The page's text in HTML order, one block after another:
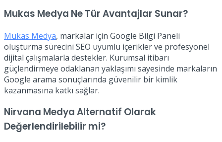
Mukas Medya Ne Tür Avantajlar Sunar?
Mukas Medya, markalar için Google Bilgi Paneli
oluşturma sürecini SEO uyumlu içerikler ve profesyonel
dijital çalışmalarla destekler. Kurumsal itibarı
güçlendirmeye odaklanan yaklaşımı sayesinde markaların
Google arama sonuçlarında güvenilir bir kimlik
kazanmasına katkı sağlar.
Nirvana Medya Alternatif Olarak
Değerlendirilebilir mi?